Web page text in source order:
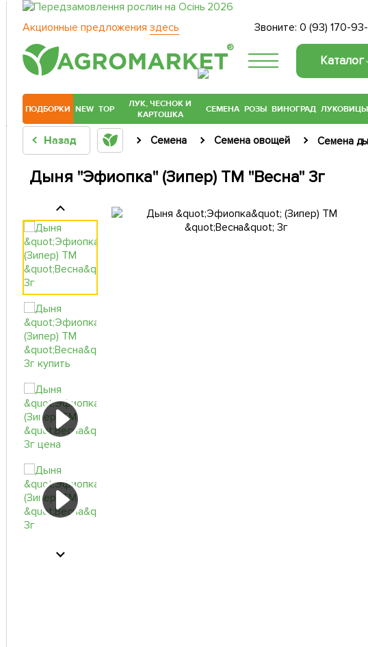
Акционные предложения здесь Звоните:0 (93) 170-
®
Каталог
ПОДБОРКИ NEW TOP
ЛУК, ЧЕСНОК И
КАРТОШКА
СЕМЕНА РОЗЫ ВИНОГРАД ЛУКОВИЦЫ
Назад Семена Семена овощей Семена
Дыня "Эфиопка" (Зипер) ТМ "Весна" 3г